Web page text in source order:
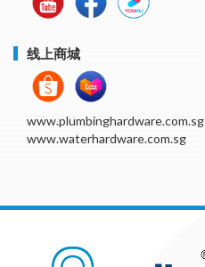
线上商城
www.plumbinghardware.com.sg
www.waterhardware.com.sg